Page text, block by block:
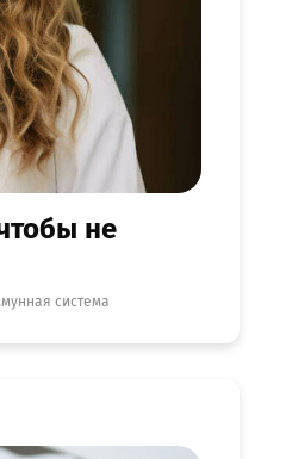
не
система